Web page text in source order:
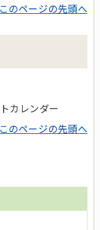
このページの先頭へ
カレンダー
このページの先頭へ